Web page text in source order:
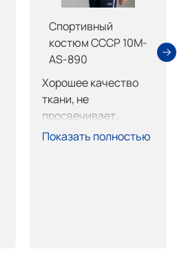
Спортивный
костюм СССР 10M-
AS-890
Хорошее качество
ткани, не
просвечивает,
пошив тоже на
Показать полностью